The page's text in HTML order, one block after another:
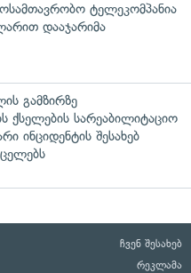
ტელეკომპანია
დააჯარიმა
გამზირზე
ქსელების სარეაბილიტაციო
ინციდენტის შესახებ
ჩვენ შესახებ
რეკლამა